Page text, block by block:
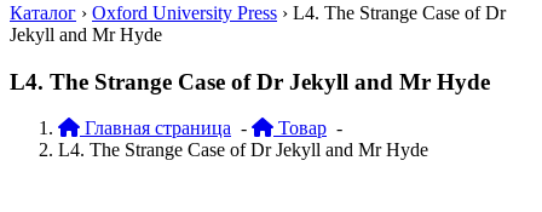
Каталог › Oxford University Press › L4. The Strange Case of Dr
Jekyll and Mr Hyde
L4. The Strange Case of Dr Jekyll and Mr Hyde
Главная страница - Товар -
L4. The Strange Case of Dr Jekyll and Mr Hyde